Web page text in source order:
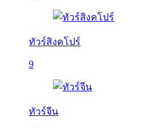
ทัวร์สิงคโปร์
9
ทัวร์จีน